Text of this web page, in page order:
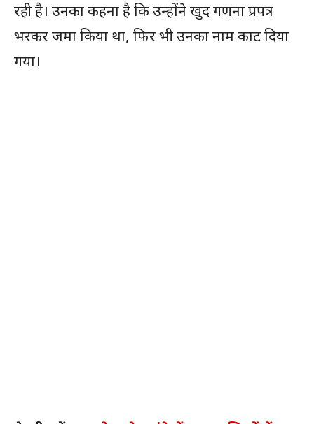
रही है। उनका कहना है कि उन्होंने खुद गणना प्रपत्र
भरकर जमा किया था, फिर भी उनका नाम काट दिया
गया।